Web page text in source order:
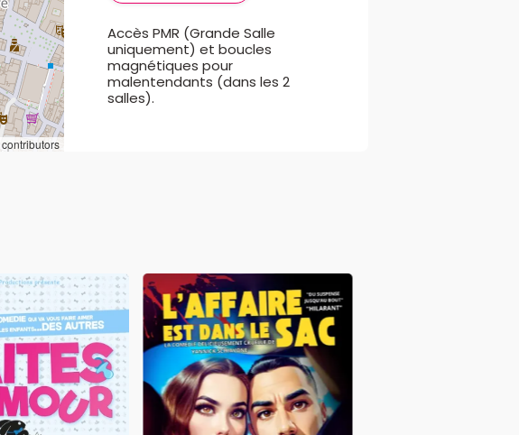
contributors
Accès PMR (Grande Salle
uniquement) et boucles
magnétiques pour
malentendants (dans les 2
salles).